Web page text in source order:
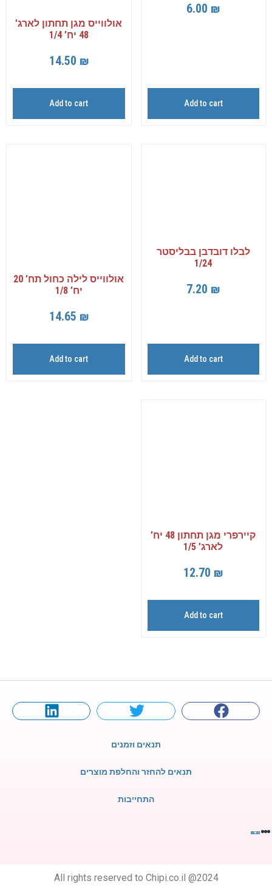
6.00 ₪
Add to cart
אולווייס מגן תחתון לארג’
48 יח’ 1/4
14.50 ₪
Add to cart
לבלו דובדבן בבליסטר
1/24
7.20 ₪
Add to cart
אולווייס לילה כחול תח’ 20
יח’ 1/8
14.65 ₪
Add to cart
קיירפרי מגן תחתון 48 יח’
לארג’ 1/5
12.70 ₪
Add to cart
תנאים וזמנים
תנאים להחזר והחלפת מוצרים
התחייבות
All rights reserved to Chipi.co.il @2024